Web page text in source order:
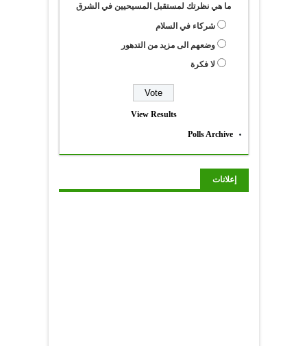
ما هي نظرتك لمستقبل المسيحيين في الشرق
شركاء في السلام
وضعهم الى مزيد من التدهور
لا فكرة
View Results
Polls Archive
إعلانات